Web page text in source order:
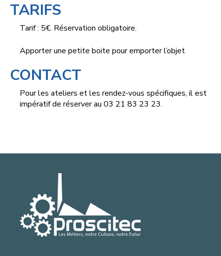
TARIFS
Tarif : 5€. Réservation obligatoire.
Apporter une petite boite pour emporter l’objet
CONTACT
Pour les ateliers et les rendez-vous spécifiques, il est
impératif de réserver au 03 21 83 23 23.